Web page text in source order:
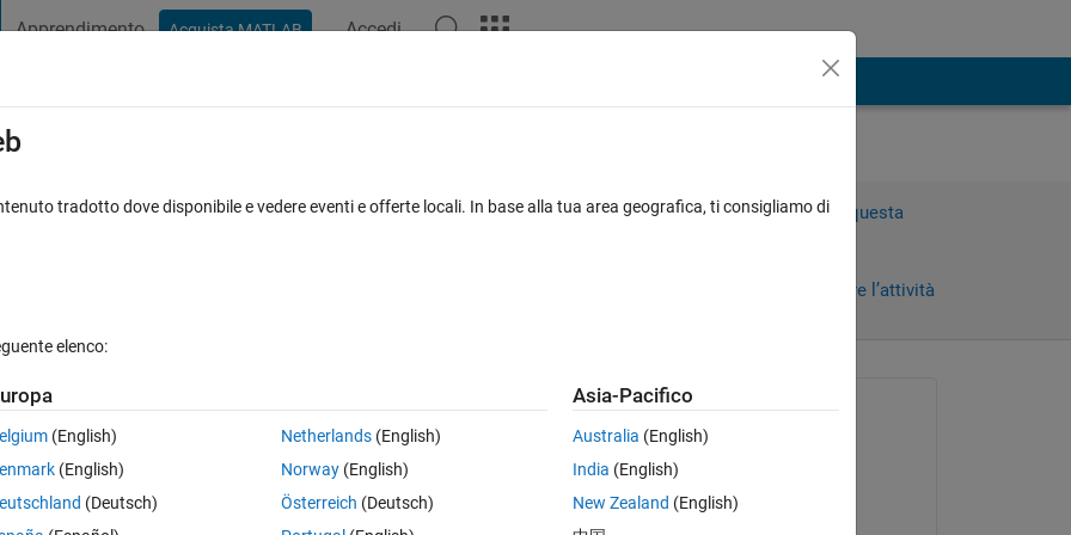
Apprendimento Acquista MATLAB Accedi
start point
Accedi per rispondere a questa
Accedi per seguire l’attività
Apri in MATLAB Online
my robot from my start pose, provided by odom topic, to the target
Richiesto:
Zakaria Boussaid
il 2 Giu 2022
Risposto:
tradotto dove disponibile e vedere eventi e offerte locali. In base alla tua area geografica, ti consigliamo di
elenco:
(English)
(English)
(Deutsch)
Netherlands(English)
Norway(English)
Österreich (Deutsch)
Asia-Pacifico
Australia (English)
India (English)
New Zealand (English)